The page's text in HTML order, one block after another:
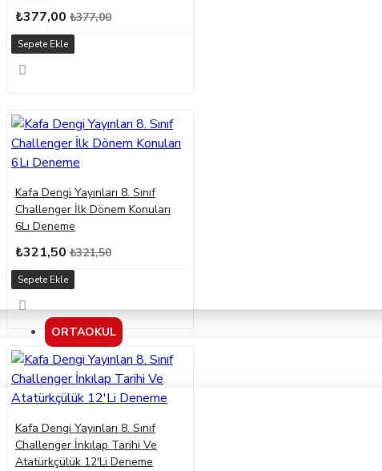
ORTAOKUL
₺377,00 ₺377,00
Sepete Ekle
Kafa Dengi Yayınları 8. Sınıf
Challenger İlk Dönem Konuları
6Lı Deneme
₺321,50 ₺321,50
Sepete Ekle
Kafa Dengi Yayınları 8. Sınıf
Challenger İnkılap Tarihi Ve
Atatürkçülük 12'Li Deneme